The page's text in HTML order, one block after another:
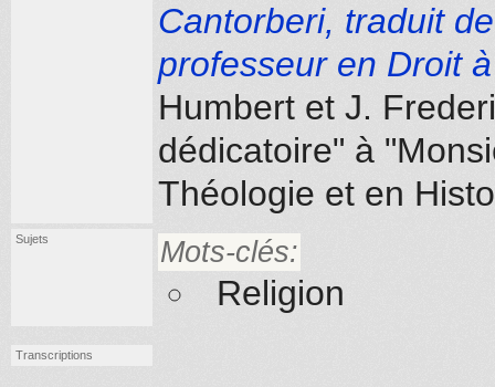
Cantorberi, traduit
professeur en Droit
Humbert et J.
dédicatoire" à
Théologie et en
Sujets Mots-clés:
Religion
Transcriptions